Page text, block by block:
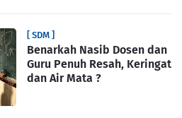
[ SDM ]
Benarkah Nasib Dosen dan
Guru Penuh Resah, Keringat
dan Air Mata ?